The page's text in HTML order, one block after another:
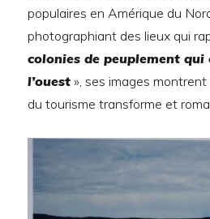
populaires en Amérique du
photographiant des lieux qui
colonies de peuplement qui
l’ouest », ses images
du tourisme transforme et